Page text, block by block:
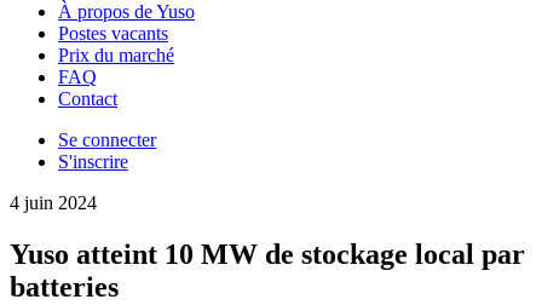
À propos de Yuso
Postes vacants
Prix du marché
FAQ
Contact
Se connecter
S'inscrire
4 juin 2024
Yuso atteint 10 MW de stockage local par
batteries